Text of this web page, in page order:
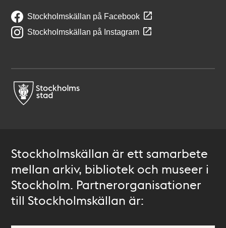
Stockholmskällan på Facebook
Stockholmskällan på Instagram
Stockholmskällan är ett samarbete
mellan arkiv, bibliotek och museer i
Stockholm. Partnerorganisationer
till Stockholmskällan är: